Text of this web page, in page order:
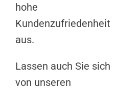
hohe
Kundenzufriedenheit
aus.
Lassen auch Sie sich
von unseren